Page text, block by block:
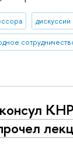
дискуссии